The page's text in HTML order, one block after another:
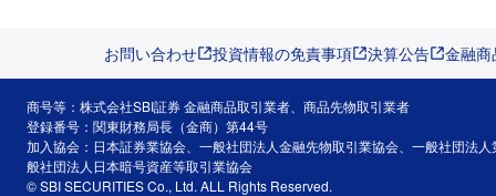
お問い合わせ 投資情報の免責事項 決算公告 金融
商号等：株式会社SBI証券 金融商品取引業者、商品先物取引業者
登録番号：関東財務局長（金商）第44号
加入協会：日本証券業協会、一般社団法人金融先物取引業協会、一般社団法
般社団法人日本暗号資産等取引業協会
© SBI SECURITIES Co., Ltd. ALL Rights Reserved.